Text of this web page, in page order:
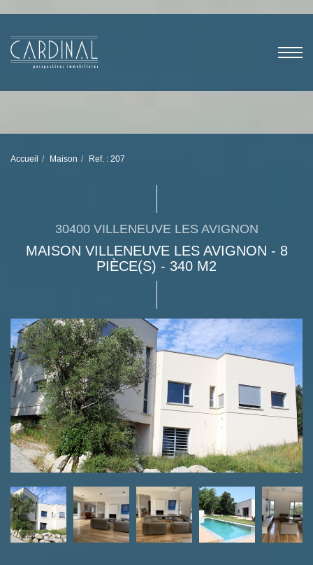
Accueil Maison Ref. : 207
30400 VILLENEUVE LES AVIGNON
MAISON VILLENEUVE LES AVIGNON - 8
PIÈCE(S) - 340 M2